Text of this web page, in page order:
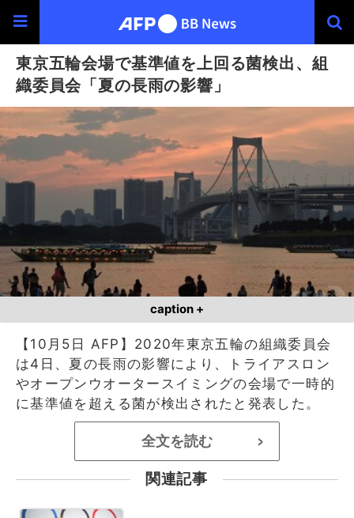
東京五輪会場で基準値を上回る菌検出、組
織委員会「夏の長雨の影響」
caption +
【10月5日 AFP】2020年東京五輪の組織委員会
は4日、夏の長雨の影響により、トライアスロン
やオープンウオータースイミングの会場で一時的
に基準値を超える菌が検出されたと発表した。
全文を読む >
関連記事